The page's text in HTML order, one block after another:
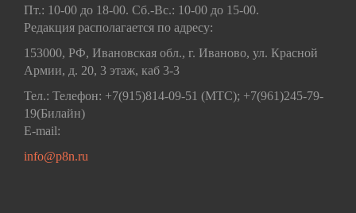
Пт.: 10-00 до 18-00. Сб.-Вс.: 10-00 до 15-00.
Редакция располагается по адресу:
153000, РФ, Ивановская обл., г. Иваново, ул. Красной
Армии, д. 20, 3 этаж, каб 3-3
Тел.: Телефон: +7(915)814-09-51 (МТС); +7(961)245-79-
19(Билайн)
E-mail:
info@p8n.ru